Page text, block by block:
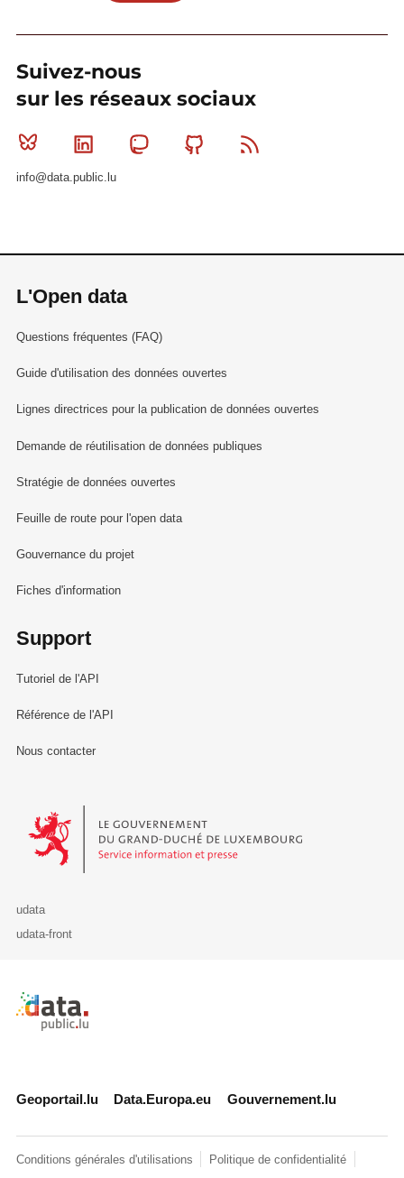
Suivez-nous
sur les réseaux sociaux
Bluesky Linkedin MastodonGithub
info@data.public.lu
L'Open data
Questions fréquentes (FAQ)
Guide d'utilisation des données ouvertes
Lignes directrices pour la publication de données ouvertes
Demande de réutilisation de données publiques
Stratégie de données ouvertes
Feuille de route pour l'open data
Gouvernance du projet
Fiches d'information
Support
Tutoriel de l'API
Référence de l'API
Nous contacter
Le Gouvernement du Grand-Duché de Luxembourg - Service
udata
udata-front
Retour à l'accueil de data.public.lu
Geoportail.lu Data.Europa.eu Gouvernement.lu
Conditions générales d'utilisations Politique de confidentialité